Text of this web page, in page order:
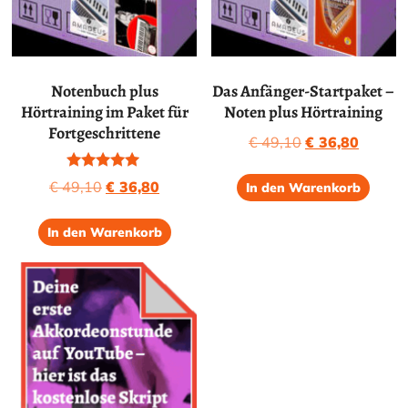
Notenbuch plus
Hörtraining im Paket für
Fortgeschrittene
Bewertet mit
5.00
€49,10 Ursprünglicher
war:
€ 36,80
ist:
In den Warenkorb
Das Anfänger-Startpaket –
Noten plus Hörtraining
€49,10 Ursprünglicher
war:
€36,80
ist:
In den Warenkorb